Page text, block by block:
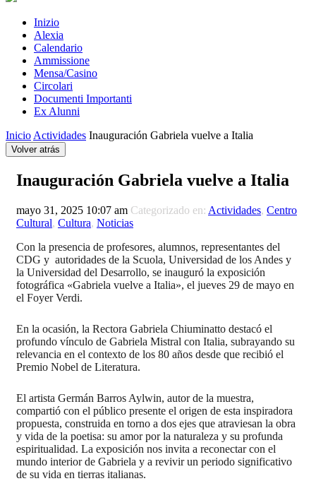
Inizio
Alexia
Calendario
Ammissione
Mensa/Casino
Circolari
Documenti Importanti
Ex Alunni
Inicio Actividades Inauguración Gabriela vuelve a Italia
Volver atrás
Inauguración Gabriela vuelve a Italia
mayo 31, 2025 10:07 am Categorizado en: Actividades, Centro
Cultural, Cultura, Noticias
Con la presencia de profesores, alumnos, representantes del
CDG y autoridades de la Scuola, Universidad de los Andes y
la Universidad del Desarrollo, se inauguró la exposición
fotográfica «Gabriela vuelve a Italia», el jueves 29 de mayo en
el Foyer Verdi.
En la ocasión, la Rectora Gabriela Chiuminatto destacó el
profundo vínculo de Gabriela Mistral con Italia, subrayando su
relevancia en el contexto de los 80 años desde que recibió el
Premio Nobel de Literatura.
El artista Germán Barros Aylwin, autor de la muestra,
compartió con el público presente el origen de esta inspiradora
propuesta, construida en torno a dos ejes que atraviesan la obra
y vida de la poetisa: su amor por la naturaleza y su profunda
espiritualidad. La exposición nos invita a reconectar con el
mundo interior de Gabriela y a revivir un periodo significativo
de su vida en tierras italianas.